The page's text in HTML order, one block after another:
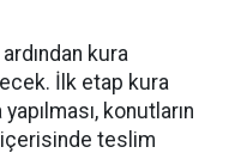
kura
İlk etap kura
konutların
içerisinde teslim